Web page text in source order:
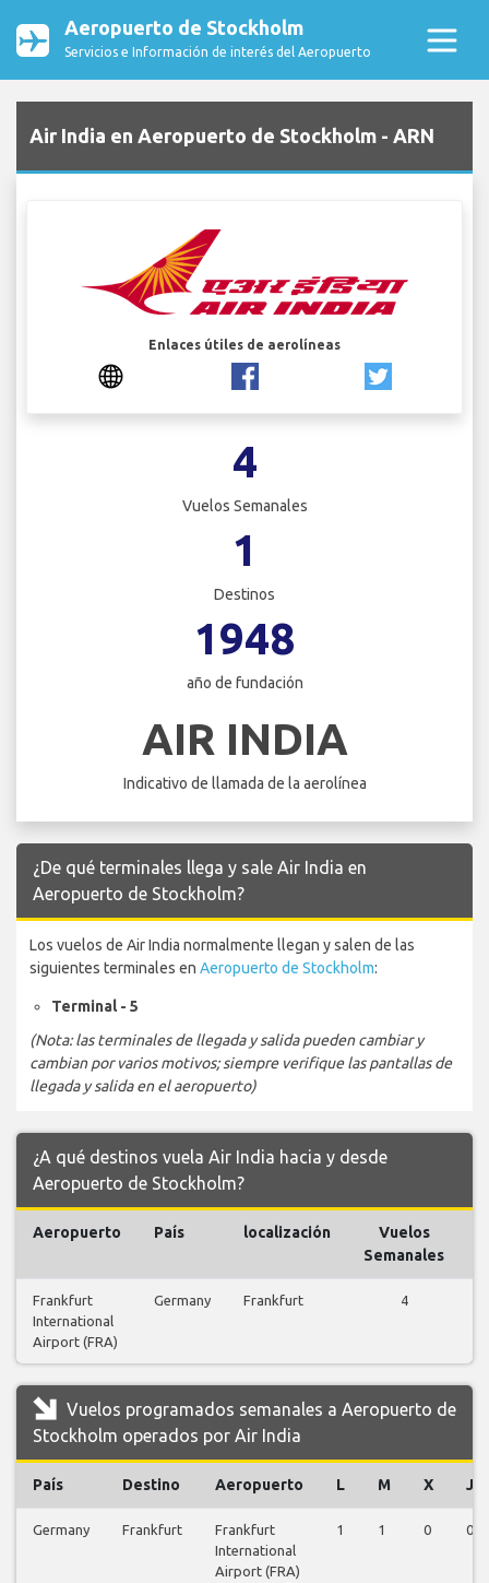
Aeropuerto de Stockholm
Servicios e Información de interés del Aeropuerto
Air India en Aeropuerto de Stockholm - ARN
Enlaces útiles de aerolíneas
4
Vuelos Semanales
1
Destinos
1948
año de fundación
AIR INDIA
Indicativo de llamada de la aerolínea
¿De qué terminales llega y sale Air India en
Aeropuerto de Stockholm?
Los vuelos de Air India normalmente llegan y salen de las
siguientes terminales en Aeropuerto de Stockholm:
Terminal - 5
(Nota: las terminales de llegada y salida pueden cambiar y
cambian por varios motivos; siempre verifique las pantallas de
llegada y salida en el aeropuerto)
¿A qué destinos vuela Air India hacia y desde
Aeropuerto de Stockholm?
Aeropuerto País localización
Vuelos
Semanales
Frankfurt
International
Airport (FRA)
Germany Frankfurt
4
Vuelos programados semanales a Aeropuerto de
Stockholm operados por Air India
País Destino Aeropuerto L M X J
Germany Frankfurt
Frankfurt
International
Airport (FRA)
1 1 0 0